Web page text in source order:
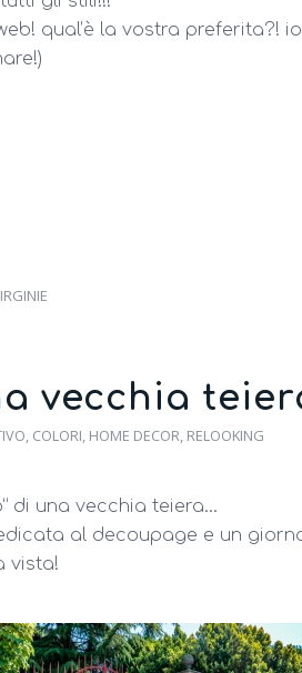
qual’è la vostra preferita?!
vecchia
, COLORI, HOME DECOR, RELOOKING
di una vecchia teiera…
al decoupage e un
vista!